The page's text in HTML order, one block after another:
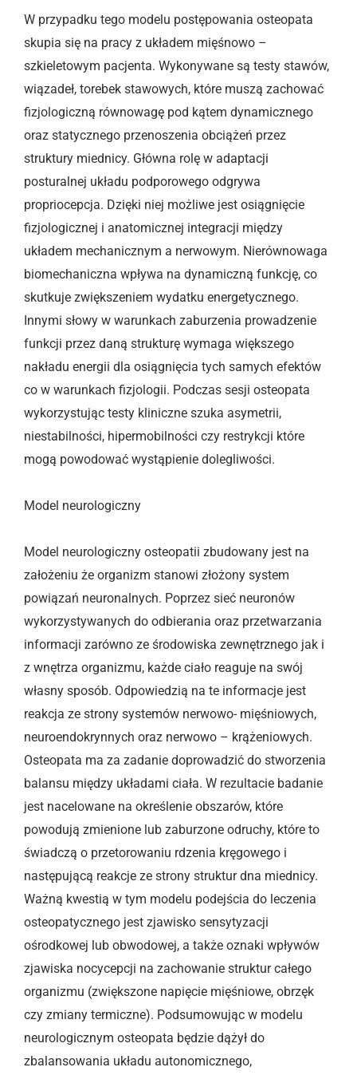
W przypadku tego modelu postępowania osteopata
skupia się na pracy z układem mięśnowo –
szkieletowym pacjenta. Wykonywane są testy stawów,
wiązadeł, torebek stawowych, które muszą zachować
fizjologiczną równowagę pod kątem dynamicznego
oraz statycznego przenoszenia obciążeń przez
struktury miednicy. Główna rolę w adaptacji
posturalnej układu podporowego odgrywa
propriocepcja. Dzięki niej możliwe jest osiągnięcie
fizjologicznej i anatomicznej integracji między
układem mechanicznym a nerwowym. Nierównowaga
biomechaniczna wpływa na dynamiczną funkcję, co
skutkuje zwiększeniem wydatku energetycznego.
Innymi słowy w warunkach zaburzenia prowadzenie
funkcji przez daną strukturę wymaga większego
nakładu energii dla osiągnięcia tych samych efektów
co w warunkach fizjologii. Podczas sesji osteopata
wykorzystując testy kliniczne szuka asymetrii,
niestabilności, hipermobilności czy restrykcji które
mogą powodować wystąpienie dolegliwości.
Model neurologiczny
Model neurologiczny osteopatii zbudowany jest na
założeniu że organizm stanowi złożony system
powiązań neuronalnych. Poprzez sieć neuronów
wykorzystywanych do odbierania oraz przetwarzania
informacji zarówno ze środowiska zewnętrznego jak i
z wnętrza organizmu, każde ciało reaguje na swój
własny sposób. Odpowiedzią na te informacje jest
reakcja ze strony systemów nerwowo- mięśniowych,
neuroendokrynnych oraz nerwowo – krążeniowych.
Osteopata ma za zadanie doprowadzić do stworzenia
balansu między układami ciała. W rezultacie badanie
jest nacelowane na określenie obszarów, które
powodują zmienione lub zaburzone odruchy, które to
świadczą o przetorowaniu rdzenia kręgowego i
następującą reakcje ze strony struktur dna miednicy.
Ważną kwestią w tym modelu podejścia do leczenia
osteopatycznego jest zjawisko sensytyzacji
ośrodkowej lub obwodowej, a także oznaki wpływów
zjawiska nocycepcji na zachowanie struktur całego
organizmu (zwiększone napięcie mięśniowe, obrzęk
czy zmiany termiczne). Podsumowując w modelu
neurologicznym osteopata będzie dążył do
zbalansowania układu autonomicznego,